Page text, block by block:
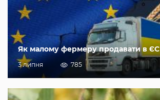
Як малому фермеру продавати в ЄС
3 липня 785